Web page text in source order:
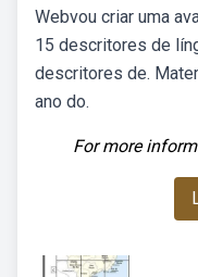
Webvou criar uma
15 descritores de
descritores de.
ano do.
For more